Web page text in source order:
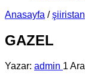
Anasayfa /şiiristan
GAZEL
Yazar: admin 1